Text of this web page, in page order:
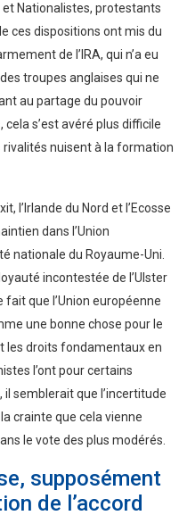
et Nationalistes, protestants
ces dispositions ont mis du
de l’IRA, qui n’a eu
troupes anglaises qui ne
au partage du pouvoir
s’est avéré plus difficile
nuisent à la formation
l’Irlande du Nord et l’Ecosse
dans l’Union
nationale du Royaume-Uni.
incontestée de l’Ulster
fait que l’Union européenne
une bonne chose pour le
les droits fondamentaux en
l’ont pour certains
semblerait que l’incertitude
crainte que cela vienne
le vote des plus modérés.
supposément
de l’accord